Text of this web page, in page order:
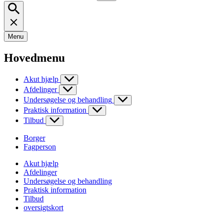
Menu
Hovedmenu
Akut hjælp
Afdelinger
Undersøgelse og behandling
Praktisk information
Tilbud
Borger
Fagperson
Akut hjælp
Afdelinger
Undersøgelse og behandling
Praktisk information
Tilbud
oversigtskort